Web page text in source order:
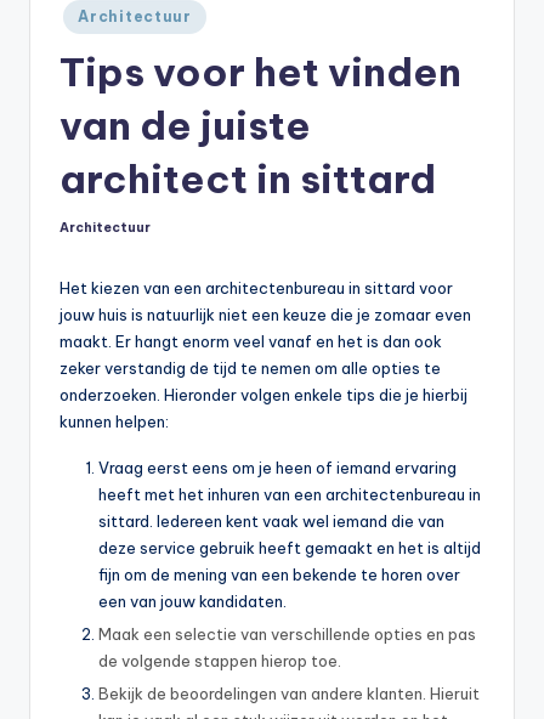
Geplaatst
in
Architectuur
Tips voor het vinden
van de juiste
architect in sittard
Geplaatst
Architectuur
Het kiezen van een architectenbureau in sittard voor
jouw huis is natuurlijk niet een keuze die je zomaar even
maakt. Er hangt enorm veel vanaf en het is dan ook
zeker verstandig de tijd te nemen om alle opties te
onderzoeken. Hieronder volgen enkele tips die je hierbij
kunnen helpen:
Vraag eerst eens om je heen of iemand ervaring
heeft met het inhuren van een architectenbureau in
sittard. Iedereen kent vaak wel iemand die van
deze service gebruik heeft gemaakt en het is altijd
fijn om de mening van een bekende te horen over
een van jouw kandidaten.
Maak een selectie van verschillende opties en pas
de volgende stappen hierop toe.
Bekijk de beoordelingen van andere klanten. Hieruit